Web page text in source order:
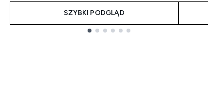
SZYBKI PODGLĄD